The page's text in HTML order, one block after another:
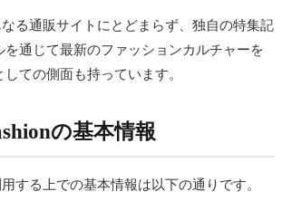
なる通販サイトにとどまらず、独自の特集記
を通じて最新のファッションカルチャーを
ての側面も持っています。
の基本情報
する上での基本情報は以下の通りです。